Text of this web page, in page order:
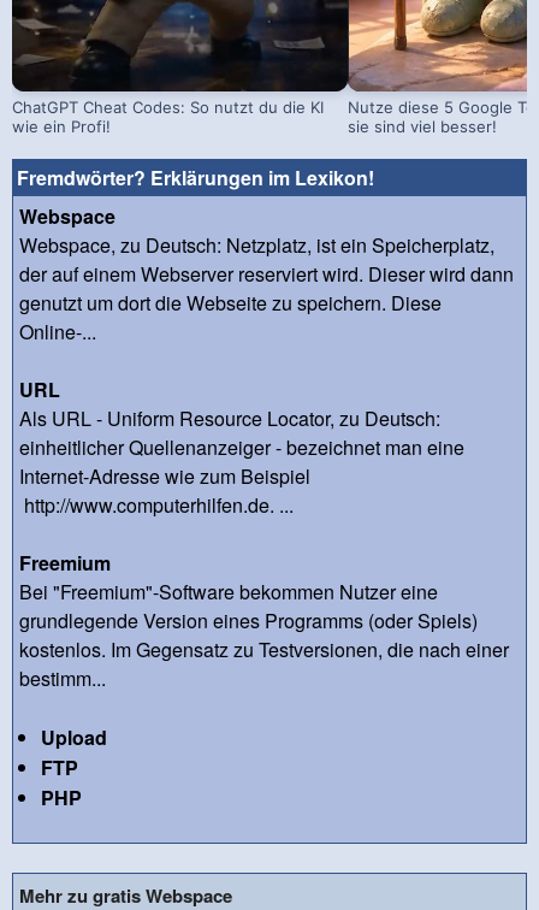
ChatGPT Cheat Codes: So nutzt du die KI
wie ein Profi!
Nutze diese 5 Google
sie sind viel besser!
Fremdwörter? Erklärungen im Lexikon!
Webspace
Webspace, zu Deutsch: Netzplatz, ist ein Speicherplatz,
der auf einem Webserver reserviert wird. Dieser wird dann
genutzt um dort die Webseite zu speichern. Diese
Online-...
URL
Als URL - Uniform Resource Locator, zu Deutsch:
einheitlicher Quellenanzeiger - bezeichnet man eine
Internet-Adresse wie zum Beispiel
http://www.computerhilfen.de. ...
Freemium
Bei "Freemium"-Software bekommen Nutzer eine
grundlegende Version eines Programms (oder Spiels)
kostenlos. Im Gegensatz zu Testversionen, die nach einer
bestimm...
Upload
FTP
PHP
Mehr zu gratis Webspace